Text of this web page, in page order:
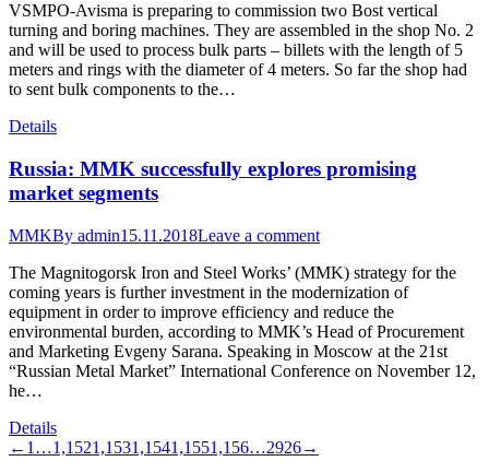
VSMPO-Avisma is preparing to commission two Bost vertical
turning and boring machines. They are assembled in the shop No. 2
and will be used to process bulk parts – billets with the length of 5
meters and rings with the diameter of 4 meters. So far the shop had
to sent bulk components to the…
Details
Russia: MMK successfully explores promising
market segments
MMKBy admin15.11.2018Leave a comment
The Magnitogorsk Iron and Steel Works’ (MMK) strategy for the
coming years is further investment in the modernization of
equipment in order to improve efficiency and reduce the
environmental burden, according to MMK’s Head of Procurement
and Marketing Evgeny Sarana. Speaking in Moscow at the 21st
“Russian Metal Market” International Conference on November 12,
he…
Details
← 1 …1,1521,1531,1541,1551,156…2926→